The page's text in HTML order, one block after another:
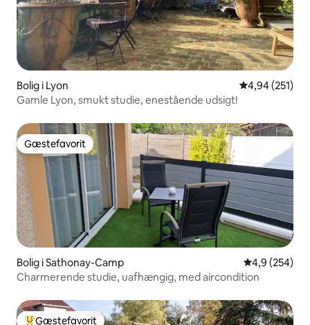
Bolig i Lyon 4,94 ud af 5 i
4,94 (251)
Gamle Lyon, smukt studie, enestående udsigt!
Gæstefavorit
Gæstefavorit
Bolig i Sathonay-Camp 4,9 ud af 5 i
4,9 (254)
Charmerende studie, uafhængig, med aircondition
Gæstefavorit